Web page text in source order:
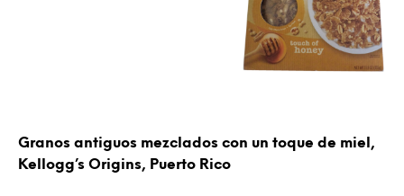
Granos antiguos mezclados con un toque de miel,
Kellogg’s Origins, Puerto Rico